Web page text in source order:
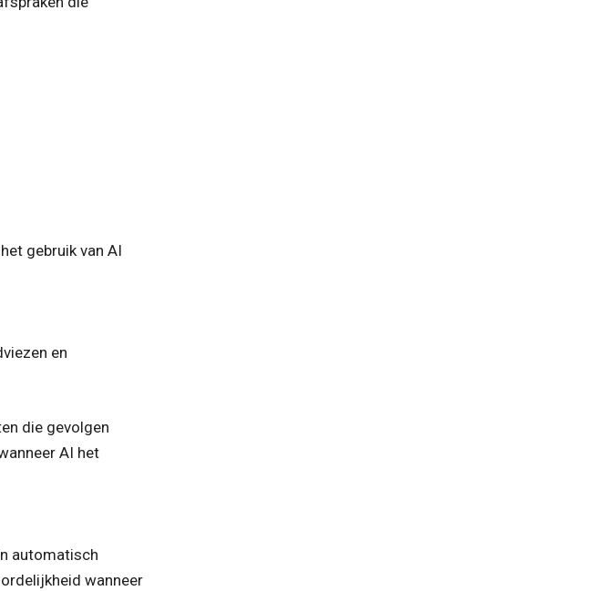
gebruik van AI
en
die gevolgen
AI het
automatisch
wanneer